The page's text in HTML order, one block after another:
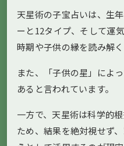
天星術の子宝占いは、生
ーと12タイプ、そして運
時期や子供の縁を読み解く
また、「子供の星」によ
あると言われています。
一方で、天星術は科学的
ため、結果を絶対視せず、